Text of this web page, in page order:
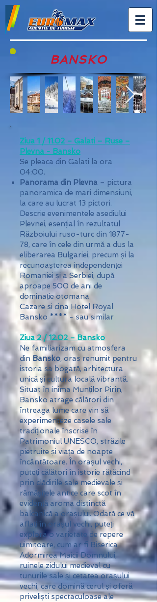
BANSKO
Ziua 1 / 11.02 – Galati – Ruse –
Plevna - Bansko
Se pleaca din Galati la ora
04:00.
Panorama din Plevna – pictura
panoramica de mari dimensiuni,
la care au lucrat 13 pictori.
Descrie evenimentele asediului
Plevnei, esențial în rezultatul
Războiului ruso-turc din 1877-
78, care în cele din urmă a dus la
eliberarea Bulgariei, precum și la
recunoașterea independenței
Romaniei și a Serbiei, după
aproape 500 de ani de
dominație otomana
Cazare si cina Hotel Royal
Bansko **** - sau similar
Ziua 2 / 12.02 – Bansko
Ne familiarizam cu atmosfera
din Bansko, oras renumit pentru
istoria sa bogată, arhitectura
unică și cultura locală vibrantă.
Situat în inima Munților Pirin,
Bansko atrage călători din
întreaga lume care vin să
experimenteze casele sale
tradiționale înscrise în
Patrimoniul UNESCO, străzile
pietruite și viața de noapte
încântătoare. În orașul vechi,
puteți călători în istorie rătăcind
prin clădirile sale medievale și
rămășițele antice care scot în
evidență aroma distinctă
balcanică a orașului. Odată ce vă
aflați în orașul vechi, puteți
explora o varietate de repere
uimitoare, cum ar fi Biserica
Adormirea Maicii Domnului,
ruinele zidului medieval cu
tunurile sale și cetatea orașului
vechi, care domină cerul și oferă
priveliști spectaculoase ale